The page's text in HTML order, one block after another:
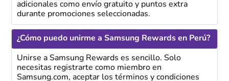
adicionales como envío gratuito y puntos extra
durante promociones seleccionadas.
¿Cómo puedo unirme a Samsung Rewards en Perú?
Unirse a Samsung Rewards es sencillo. Solo
necesitas registrarte como miembro en
Samsung.com, aceptar los términos y condiciones